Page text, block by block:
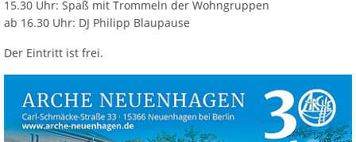
15.30 Uhr: Spaß mit Trommeln der Wohngruppen
ab 16.30 Uhr: DJ Philipp Blaupause
Der Eintritt ist frei.